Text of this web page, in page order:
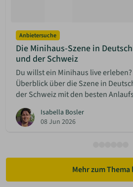
Anbietersuche
Die Minihaus-Szene in
und der Schweiz
Du willst ein Minihaus live
Überblick über die Szene in
der Schweiz mit den besten
Isabella Bosler
08 Jun 2026
Mehr zum Thema